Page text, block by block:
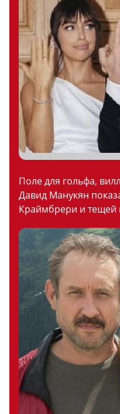
Поле для гольфа,
Давид Манукян
Краймбрери и тещей